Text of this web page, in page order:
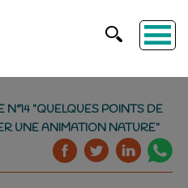
N°14 "QUELQUES POINTS DE
UNE ANIMATION NATURE"